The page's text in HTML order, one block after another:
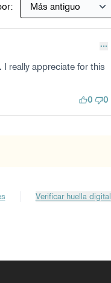
I really appreciate for this
0 0
Verificar huella digital